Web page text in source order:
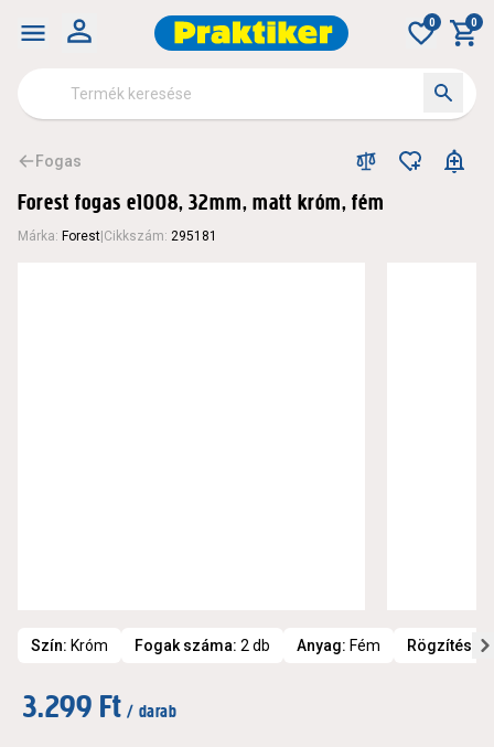
0 0
Fogas
Forest fogas e1008, 32mm, matt króm, fém
Márka: Forest Cikkszám: 295181
Szín: Króm Fogak száma: 2 db Anyag: Fém Rögzítési
3.299 Ft / darab